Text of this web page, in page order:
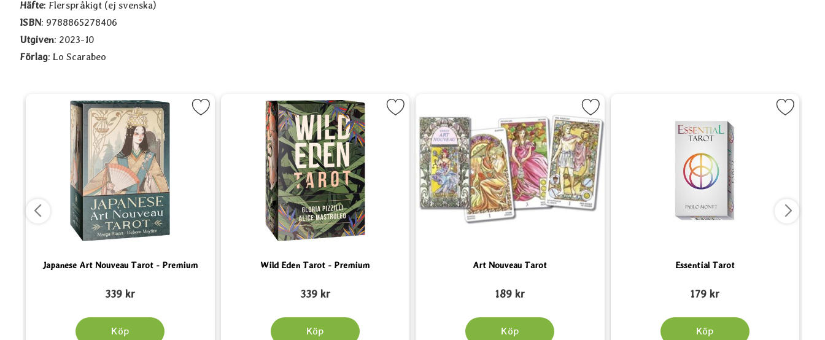
Häfte: Flerspråkigt (ej svenska)
ISBN: 9788865278406
Utgiven: 2023-10
Förlag: Lo Scarabeo
Tarot som favorit
Japanese Art Nouveau Tarot - Premium
339 kr
Köp
Markera Japanese Art Nouveau Tarot - Premium som favorit
Wild Eden Tarot - Premium
339 kr
Köp
Markera Wild Eden Tarot - Premium som favorit
Art Nouveau Tarot
189 kr
Köp
Markera Art Nouveau Tarot som favorit
Essential Tarot
179 kr
Köp
Markera Essential Tarot